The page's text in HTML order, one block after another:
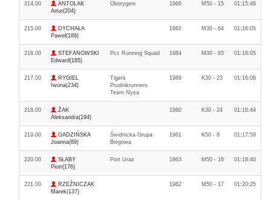
214.00
ANTOLAK
Artur(204)
Oborygeni 1966 M50 - 15 01:15:48
215.00
DYCHAŁA
Paweł(189)
1982 M30 - 64 01:16:05
216.00
STEFANOWSKI
Edward(185)
Pcc Running Squad 1984 M30 - 65 01:16:05
217.00
RYGIEL
Iwona(234)
Tigers
Prudnikrunners
Team Nysa
1989 K30 - 23 01:16:08
218.00
ŻAK
Aleksandra(194)
1980 K30 - 24 01:16:44
219.00
GADZIŃSKA
Joanna(89)
Świdnicka Grupa
Biegowa
1961 K50 - 8 01:17:59
220.00
SŁABY
Piotr(176)
Port Uraz 1963 M50 - 16 01:18:40
221.00
RZEŹNICZAK
Marek(137)
1962 M50 - 17 01:20:25